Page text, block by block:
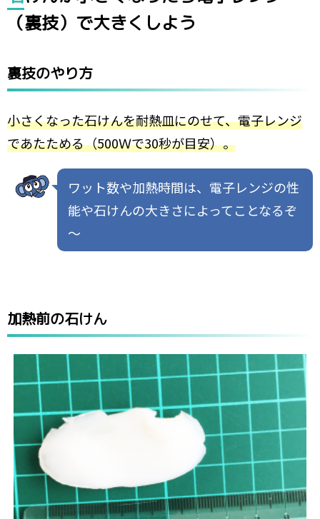
（裏技）で大きくしよう
裏技のやり方
小さくなった石けんを耐熱皿にのせて、電子レンジ
であたためる（500Ｗで30秒が目安）。
ワット数や加熱時間は、電子レンジの性
能や石けんの大きさによってことなるぞ
～
加熱前の石けん